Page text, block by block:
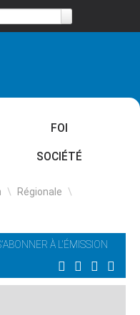
FOI
SOCIÉTÉ
\ Régionale \
À L'ÉMISSION